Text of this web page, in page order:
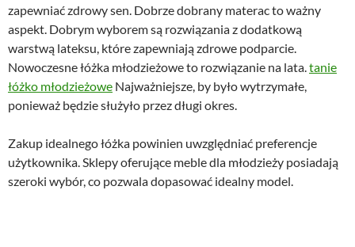
zapewniać zdrowy sen. Dobrze dobrany materac to ważny
aspekt. Dobrym wyborem są rozwiązania z dodatkową
warstwą lateksu, które zapewniają zdrowe podparcie.
Nowoczesne łóżka młodzieżowe to rozwiązanie na lata.tanie
łóżko młodzieżowe Najważniejsze, by było wytrzymałe,
ponieważ będzie służyło przez długi okres.
Zakup idealnego łóżka powinien uwzględniać preferencje
użytkownika. Sklepy oferujące meble dla młodzieży posiadają
szeroki wybór, co pozwala dopasować idealny model.